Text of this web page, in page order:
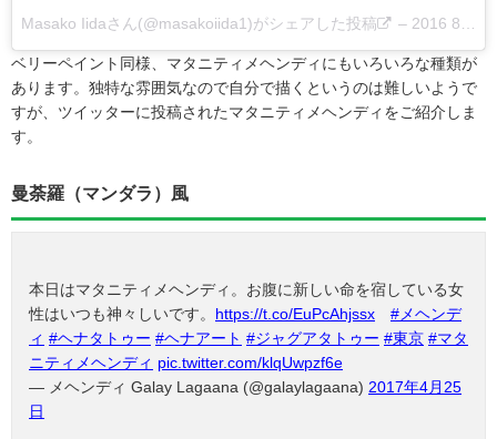
Masako Iidaさん(@masakoiida1)がシェアした投稿 – 2016 8月 5 1:41午前 PDT
ベリーペイント同様、マタニティメヘンディにもいろいろな種類が
あります。独特な雰囲気なので自分で描くというのは難しいようで
すが、ツイッターに投稿されたマタニティメヘンディをご紹介しま
す。
曼荼羅（マンダラ）風
本日はマタニティメヘンディ。お腹に新しい命を宿している女
性はいつも神々しいです。 https://t.co/EuPcAhjssx
#メヘンデ
ィ #ヘナタトゥー #ヘナアート #ジャグアタトゥー #東京 #マタ
ニティメヘンディ pic.twitter.com/klqUwpzf6e
— メヘンディ Galay Lagaana (@galaylagaana) 2017年4月25
日